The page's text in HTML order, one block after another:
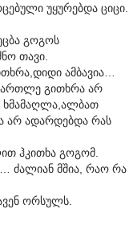
უყურებდა ციცი.
გოგოს
თავი.
ამბავია…
გითხრა არ
ხმამაღლა,ალბათ
არ ადარდებდა რას
ჰკითხა გოგომ.
ძალიან მშია, რაო რა
ორსულს.